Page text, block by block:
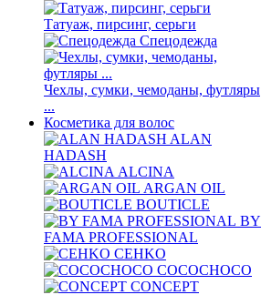
Татуаж, пирсинг, серьги
Спецодежда
Чехлы, сумки, чемоданы, футляры
...
Косметика для волос
ALAN
HADASH
ALCINA
ARGAN OIL
BOUTICLE
BY
FAMA PROFESSIONAL
CEHKO
COCOCHOCO
CONCEPT